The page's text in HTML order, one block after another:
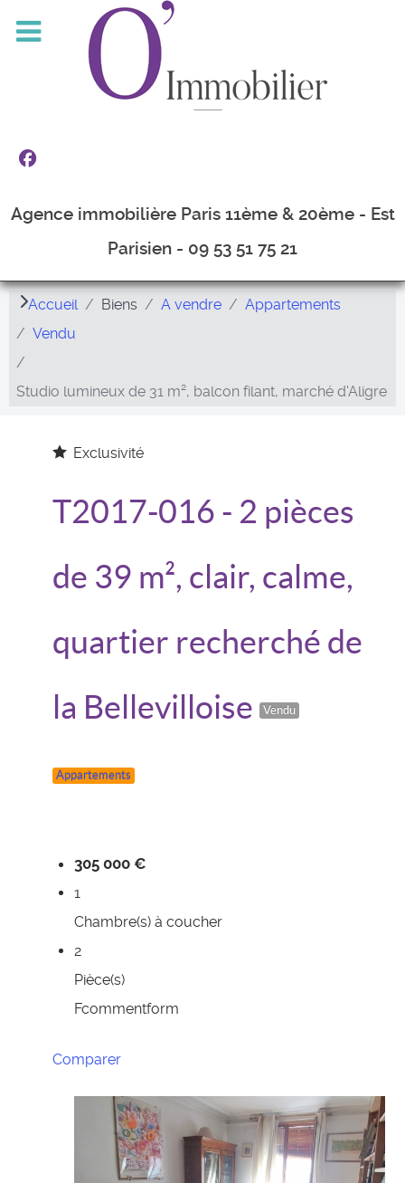
Agence immobilière Paris 11ème & 20ème - Est
Parisien - 09 53 51 75 21
Accueil Biens A vendre
Appartements
Vendu
Studio lumineux de 31 m², balcon filant, marché d'Aligre
Exclusivité
T2017-016 - 2 pièces
de 39 m², clair, calme,
quartier recherché de
la Bellevilloise
Vendu
Appartements
305 000 €
1
Chambre(s) à coucher
2
Pièce(s)
Fcommentform
Comparer